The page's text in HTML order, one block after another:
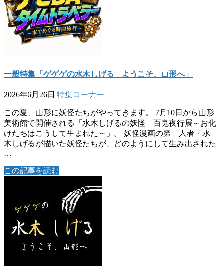
一般特集「ゲゲゲの水木しげる ようこそ、山形へ」
2026年6月26日 特集コーナー
この夏、山形に妖怪たちがやってきます。 7月10日から山形
美術館で開催される「水木しげるの妖怪 百鬼夜行展～お化
けたちはこうして生まれた～」。 妖怪漫画の第一人者・水
木しげるが描いた妖怪たちが、どのようにして生み出された
…
この記事を読む